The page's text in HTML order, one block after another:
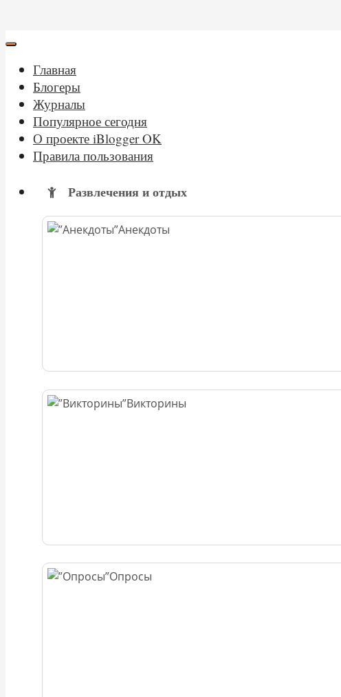
Главная
Блогеры
Журналы
Популярное сегодня
О проекте iBlogger OK
Правила пользования
Развлечения и отдых
Анекдоты
Викторины
Опросы